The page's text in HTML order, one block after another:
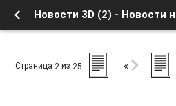
Страница 2 из 25 «